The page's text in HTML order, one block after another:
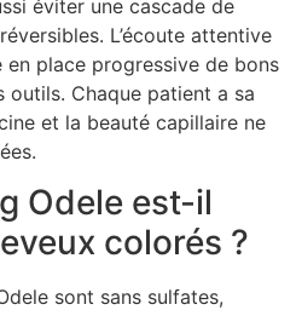
éviter une cascade de
L’écoute attentive
en place progressive de bons
outils. Chaque patient a sa
et la beauté capillaire ne
Odele est-il
colorés ?
sont sans sulfates,